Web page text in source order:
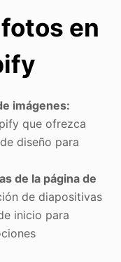
en
imágenes:
que ofrezca
diseño para
de la página de
de diapositivas
inicio para